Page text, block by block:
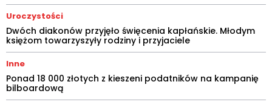
Uroczystości
Dwóch diakonów przyjęło święcenia kapłańskie. Młodym
księżom towarzyszyły rodziny i przyjaciele
Inne
Ponad 18 000 złotych z kieszeni podatników na kampanię
bilboardową